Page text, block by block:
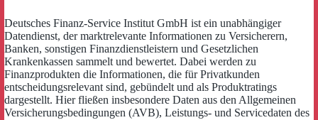
Deutsches Finanz-Service Institut GmbH ist ein unabhängiger
Datendienst, der marktrelevante Informationen zu Versicherern,
Banken, sonstigen Finanzdienstleistern und Gesetzlichen
Krankenkassen sammelt und bewertet. Dabei werden zu
Finanzprodukten die Informationen, die für Privatkunden
entscheidungsrelevant sind, gebündelt und als Produktratings
dargestellt. Hier fließen insbesondere Daten aus den Allgemeinen
Versicherungsbedingungen (AVB), Leistungs- und Servicedaten des